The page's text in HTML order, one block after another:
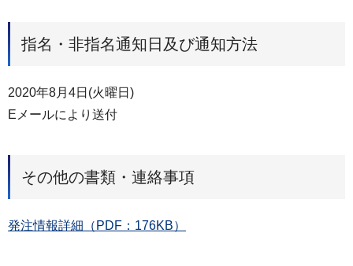
指名・非指名通知日及び通知方法
2020年8月4日(火曜日)
Eメールにより送付
その他の書類・連絡事項
発注情報詳細（PDF：176KB）